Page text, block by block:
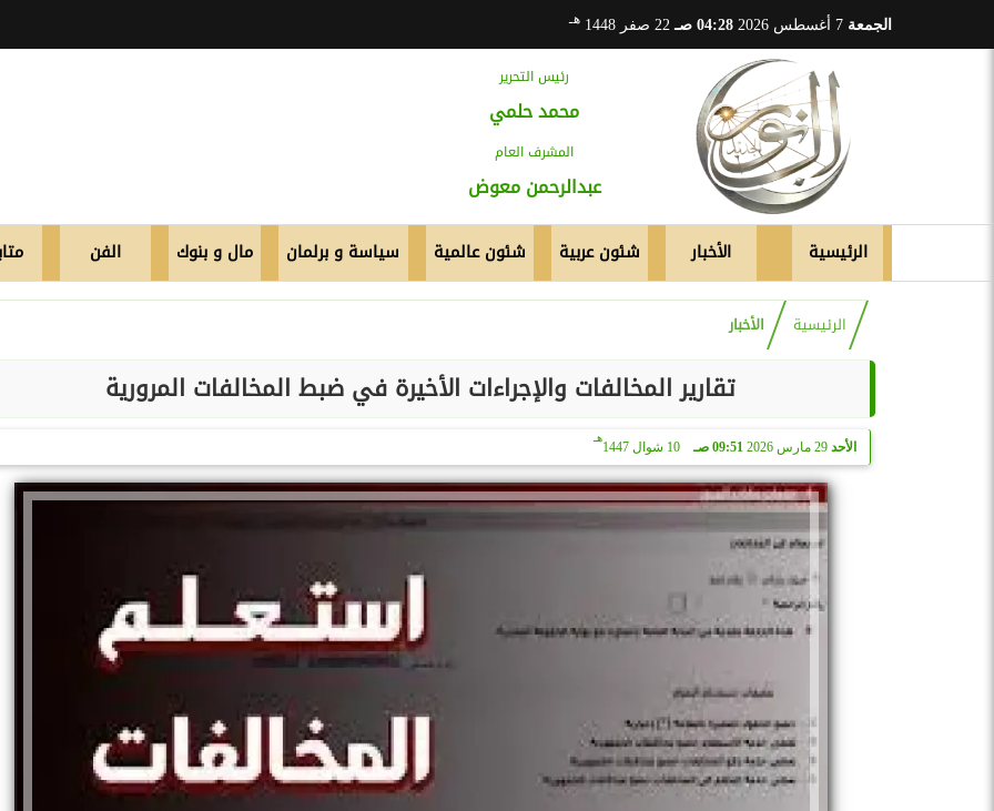
الجمعة 04:28 صـ 22 صفر 1448 هـ
رئيس التحرير
محمد حلمي
المشرف العام
عبدالرحمن معوض
الرئيسية الأخبار شئون عربية شئون عالمية سياسة و برلمان مال و بنوك الفن
الرئيسية الأخبار
تقارير المخالفات والإجراءات الأخيرة في ضبط المخالفات المرورية
الأحد 29 مارس 2026 09:51 صـ 10 شوال 1447
هـ